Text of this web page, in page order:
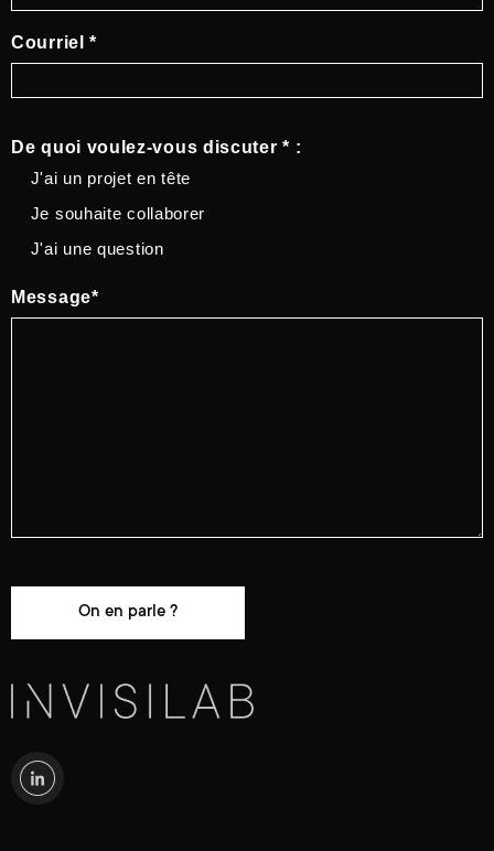
Courriel *
De quoi voulez-vous discuter * :
J'ai un projet en tête
Je souhaite collaborer
J'ai une question
Message*